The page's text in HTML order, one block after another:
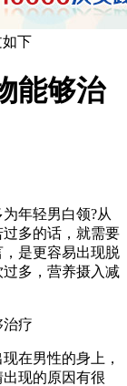
如下
能够治
年轻男白领?从
多的话，就需要
是更容易出现脱
多，营养摄入减
在男性的身上，
现的原因有很